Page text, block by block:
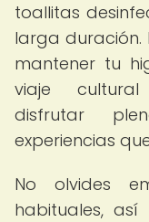
toallitas
larga duración.
mantener tu
viaje cultural
disfrutar
experiencias
No olvides
habituales,